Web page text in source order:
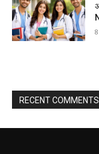
RECENT COMMENTS